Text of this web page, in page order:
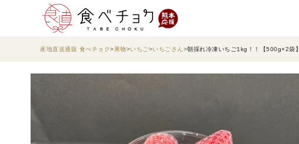
産地直送通販 食べチョク 果物 いちご いちごさん 朝採れ冷凍いちご1kg！！【500g×2袋】